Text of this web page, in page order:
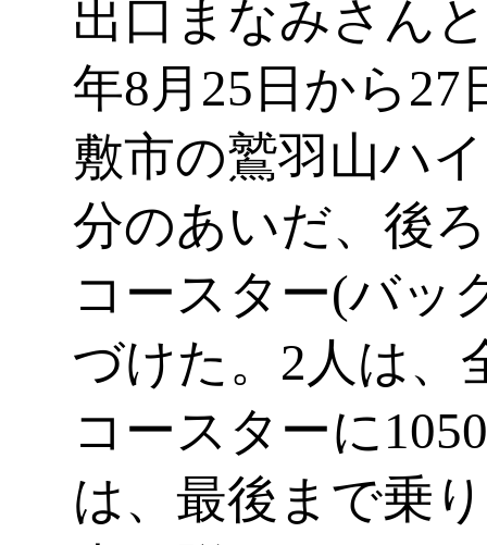
出口まなみさん
年8月25日から
敷市の鷲羽山ハ
分のあいだ、後
コースター(バッ
づけた。2人は、
コースターに
は、最後まで乗